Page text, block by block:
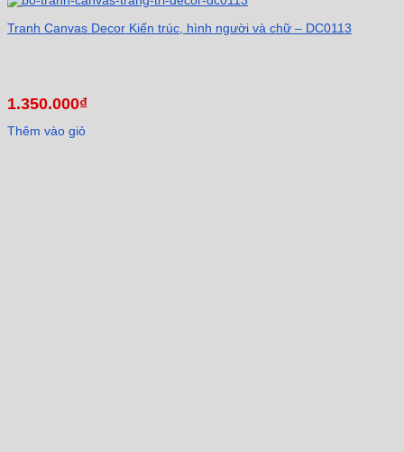
Tranh Canvas Decor Kiến trúc, hình người và chữ – DC0113
1.350.000₫
Thêm vào giỏ